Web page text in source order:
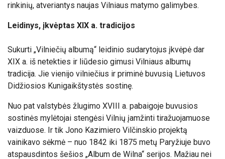
rinkinių, atveriantys naujas Vilniaus matymo galimybes.
Leidinys, įkvėptas XIX a. tradicijos
Sukurti „Vilniečių albumą“ leidinio sudarytojus įkvėpė dar
XIX a. iš netekties ir liūdesio gimusi Vilniaus albumų
tradicija. Jie vienijo vilniečius ir priminė buvusią Lietuvos
Didžiosios Kunigaikštystės sostinę.
Nuo pat valstybės žlugimo XVIII a. pabaigoje buvusios
sostinės mylėtojai stengėsi Vilnių įamžinti tiražuojamuose
vaizduose. Ir tik Jono Kazimiero Vilčinskio projektą
vainikavo sėkmė – nuo 1842 iki 1875 metų Paryžiuje buvo
atspausdintos šešios „Album de Wilna“ serijos. Mažiau nei